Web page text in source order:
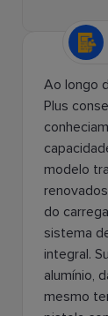
Ao longo
Plus
modelo
do
sistema
integral.
alumínio,
mesmo